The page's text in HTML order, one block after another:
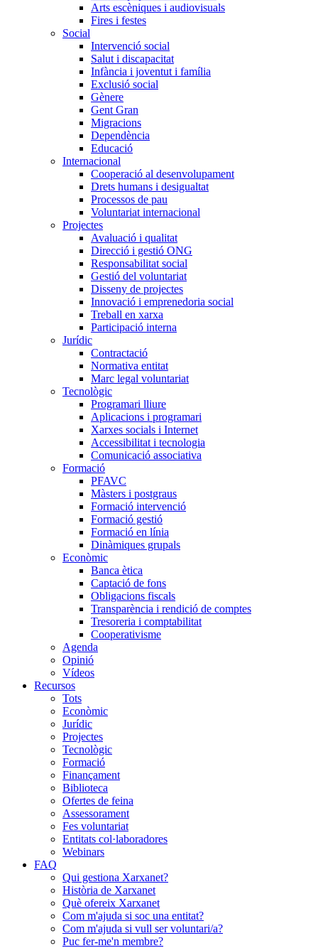
Arts escèniques i audiovisuals
Fires i festes
Social
Intervenció social
Salut i discapacitat
Infància i joventut i família
Exclusió social
Gènere
Gent Gran
Migracions
Dependència
Educació
Internacional
Cooperació al desenvolupament
Drets humans i desigualtat
Processos de pau
Voluntariat internacional
Projectes
Avaluació i qualitat
Direcció i gestió ONG
Responsabilitat social
Gestió del voluntariat
Disseny de projectes
Innovació i emprenedoria social
Treball en xarxa
Participació interna
Jurídic
Contractació
Normativa entitat
Marc legal voluntariat
Tecnològic
Programari lliure
Aplicacions i programari
Xarxes socials i Internet
Accessibilitat i tecnologia
Comunicació associativa
Formació
PFAVC
Màsters i postgraus
Formació intervenció
Formació gestió
Formació en línia
Dinàmiques grupals
Econòmic
Banca ètica
Captació de fons
Obligacions fiscals
Transparència i rendició de comptes
Tresoreria i comptabilitat
Cooperativisme
Agenda
Opinió
Vídeos
Recursos
Tots
Econòmic
Jurídic
Projectes
Tecnològic
Formació
Finançament
Biblioteca
Ofertes de feina
Assessorament
Fes voluntariat
Entitats col·laboradores
Webinars
FAQ
Qui gestiona Xarxanet?
Història de Xarxanet
Què ofereix Xarxanet
Com m'ajuda si soc una entitat?
Com m'ajuda si vull ser voluntari/a?
Puc fer-me'n membre?